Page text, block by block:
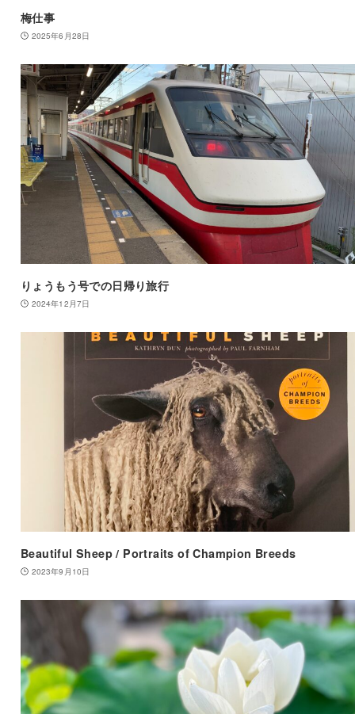
梅仕事
2025年6月28日
りょうもう号での日帰り旅行
2024年12月7日
Beautiful Sheep / Portraits of Champion Breeds
2023年9月10日